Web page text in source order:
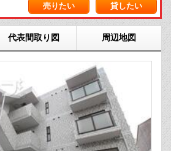
売りたい 貸したい
代表間取り図 周辺地図